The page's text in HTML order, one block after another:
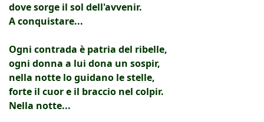
dove sorge il sol dell'avvenir.
A conquistare...
Ogni contrada è patria del ribelle,
ogni donna a lui dona un sospir,
nella notte lo guidano le stelle,
forte il cuor e il braccio nel colpir.
Nella notte...